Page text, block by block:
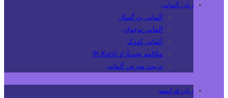
زبان آلمانی
آلمانی بزرگسال
آلمانی نوجوان
آلمانی کودک
مکالمه بحث‌آزاد (K-Kurs)
تربیت مدرس آلمانی
زبان فرانسه